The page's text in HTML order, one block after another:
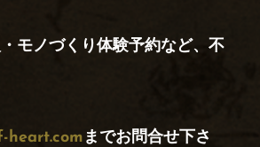
モノづくり体験予約など、不
heart.com までお問合せ下さ